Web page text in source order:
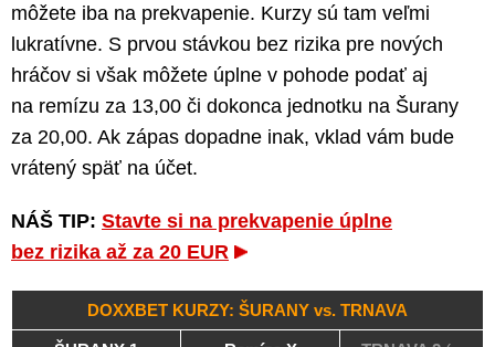
môžete iba na prekvapenie. Kurzy sú tam veľmi
lukratívne. S prvou stávkou bez rizika pre nových
hráčov si však môžete úplne v pohode podať aj
na remízu za 13,00 či dokonca jednotku na Šurany
za 20,00. Ak zápas dopadne inak, vklad vám bude
vrátený späť na účet.
NÁŠ TIP: Stavte si na prekvapenie úplne
bez rizika až za 20 EUR
DOXXBET KURZY: ŠURANY vs. TRNAVA